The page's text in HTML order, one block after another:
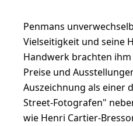
Penmans
Vielseitigkeit und seine
Handwerk brachten
Preise und
Auszeichnung als einer
Street-Fotografen"
wie Henri Cartier-